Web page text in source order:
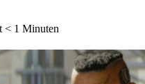
< 1 Minuten